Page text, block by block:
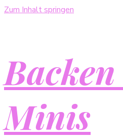
Zum Inhalt springen
Minis